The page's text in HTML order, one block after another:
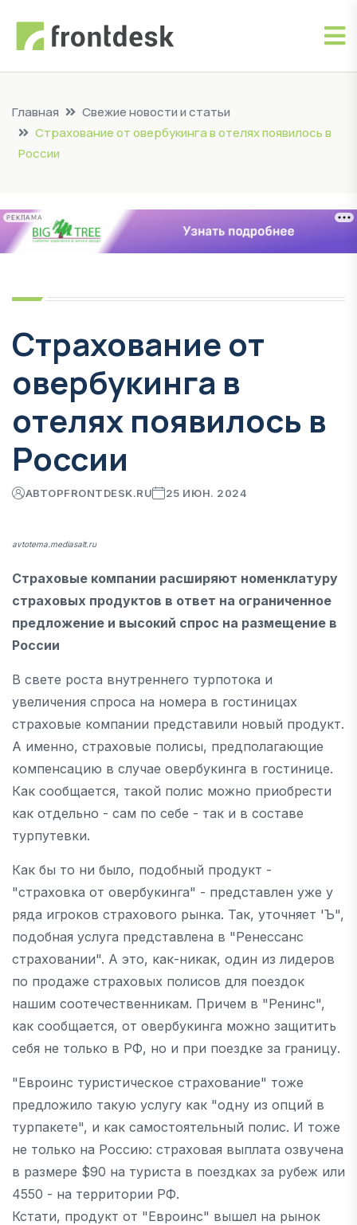
Главная
Свежие новости и статьи
Cтрахование от овербукинга в отелях появилось в
России
РЕКЛАМА
Cтрахование от
овербукинга в
отелях появилось в
России
АВТОРFRONTDESK.RU 25 ИЮН. 2024
avtotema.mediasalt.ru
Страховые компании расширяют номенклатуру
страховых продуктов в ответ на ограниченное
предложение и высокий спрос на размещение в
России
В свете роста внутреннего турпотока и
увеличения спроса на номера в гостиницах
страховые компании представили новый продукт.
А именно, страховые полисы, предполагающие
компенсацию в случае овербукинга в гостинице.
Как сообщается, такой полис можно приобрести
как отдельно - сам по себе - так и в составе
турпутевки.
Как бы то ни было, подобный продукт -
"страховка от овербукинга" - представлен уже у
ряда игроков страхового рынка. Так, уточняет 'Ъ",
подобная услуга представлена в "Ренессанс
страховании". А это, как-никак, один из лидеров
по продаже страховых полисов для поездок
нашим соотечественникам. Причем в "Ренинс",
как сообщается, от овербукинга можно защитить
себя не только в РФ, но и при поездке за границу.
"Евроинс туристическое страхование" тоже
предложило такую услугу как "одну из опций в
турпакете", и как самостоятельный полис. И тоже
не только на Россию: страховая выплата озвучена
в размере $90 на туриста в поездках за рубеж или
4550 - на территории РФ.
Кстати, продукт от "Евроинс" вышел на рынок